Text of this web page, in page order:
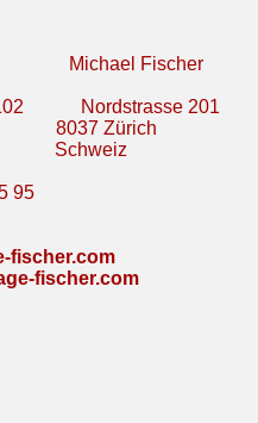
Michael Fischer
Nordstrasse 201
Zürich
95
fischer.com
fischer.com